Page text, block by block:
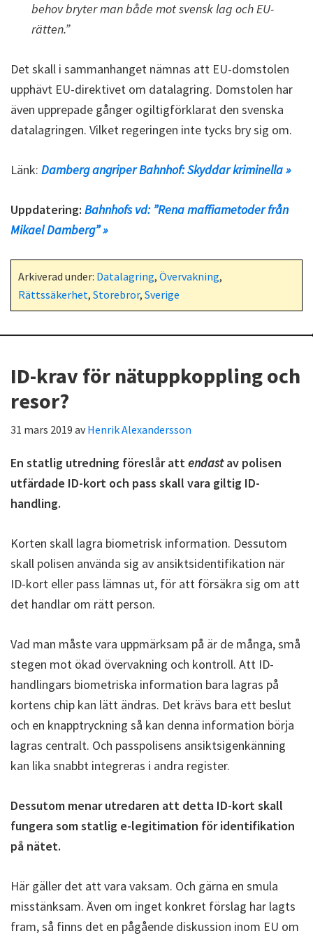
behov bryter man både mot svensk lag och EU-
rätten.”
Det skall i sammanhanget nämnas att EU-domstolen
upphävt EU-direktivet om datalagring. Domstolen har
även upprepade gånger ogiltigförklarat den svenska
datalagringen. Vilket regeringen inte tycks bry sig om.
Länk: Damberg angriper Bahnhof: Skyddar kriminella »
Uppdatering: Bahnhofs vd: ”Rena maffiametoder från
Mikael Damberg” »
Arkiverad under: Datalagring, Övervakning,
Rättssäkerhet, Storebror, Sverige
ID-krav för nätuppkoppling och
resor?
31 mars 2019 avHenrik Alexandersson
En statlig utredning föreslår attendastav polisen
utfärdade ID-kort och pass skall vara giltig ID-
handling.
Korten skall lagra biometrisk information. Dessutom
skall polisen använda sig av ansiktsidentifikation när
ID-kort eller pass lämnas ut, för att försäkra sig om att
det handlar om rätt person.
Vad man måste vara uppmärksam på är de många, små
stegen mot ökad övervakning och kontroll. Att ID-
handlingars biometriska information bara lagras på
kortens chip kan lätt ändras. Det krävs bara ett beslut
och en knapptryckning så kan denna information börja
lagras centralt. Och passpolisens ansiktsigenkänning
kan lika snabbt integreras i andra register.
Dessutom menar utredaren att detta ID-kort skall
fungera som statlig e-legitimation för identifikation
på nätet.
Här gäller det att vara vaksam. Och gärna en smula
misstänksam. Även om inget konkret förslag har lagts
fram, så finns det en pågående diskussion inom EU om